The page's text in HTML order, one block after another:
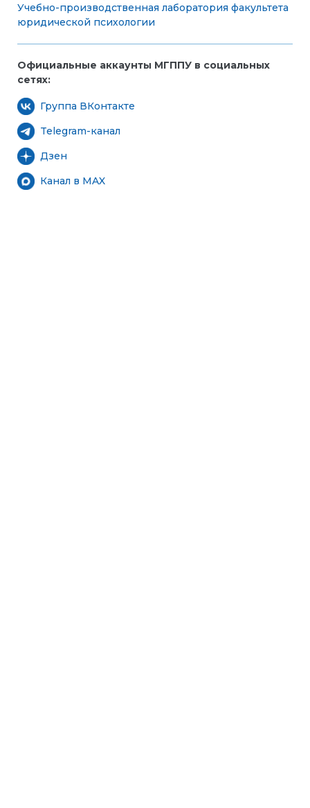
Учебно-производственная лаборатория факультета
юридической психологии
Официальные аккаунты МГППУ в социальных
сетях:
Группа ВКонтакте
Telegram-канал
Дзен
Канал в MAX